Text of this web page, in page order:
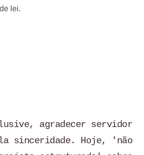
lei.
agradecer servidor
sinceridade. Hoje, 'não